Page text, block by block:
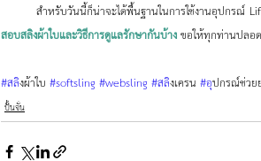
สำหรับวันนี้ก็น่าจะได้พื้นฐานในการใช้งานอุปกรณ์
สอบสลิงผ้าใบและวิธีการดูแลรักษากันบ้าง ขอให้ทุกท่านปลอ
#สลิงผ้าใบ #softsling #websling #สลิงเครน #อปกรณ์ช่วย
ปั้นจั่น